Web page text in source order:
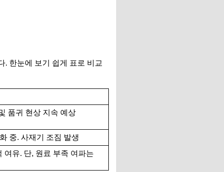
. 한눈에 보기 쉽게 표로 비교
품귀 현상 지속 예상
중. 사재기 조짐 발생
여유. 단, 원료 부족 여파는